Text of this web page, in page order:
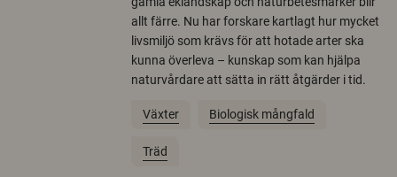
allt färre. Nu har forskare kartlagt hur mycket
livsmiljö som krävs för att hotade arter ska
kunna överleva – kunskap som kan hjälpa
naturvårdare att sätta in rätt åtgärder i tid.
Växter Biologisk mångfald
Träd